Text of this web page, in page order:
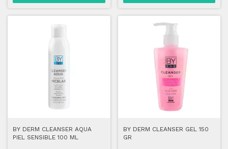
BY DERM CLEANSER AQUA
PIEL SENSIBLE 100 ML
BY DERM CLEANSER GEL 150
GR